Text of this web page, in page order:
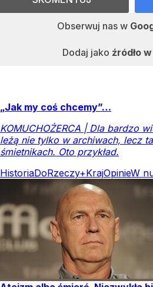
Obserwuj nas w
Dodaj jako źródło
„Jak my coś chcemy”…
KOMUCHOŻERCA | Dla bardzo
leżą nie tylko w archiwach, lecz
śmietnikach. Oto przykład.
HistoriaDoRzeczy+KrajOpinieW